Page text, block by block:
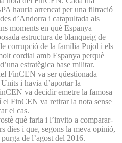
hauria arrencat per una filtració
d’Andorra i catapultada als
moments en què Espanya
estructura de blanqueig de
corrupció de la família Pujol i els
cordial amb Espanya perquè
estratègica base militar.
FinCEN va ser qüestionada
i havia d’aportar la
va decidir emetre la famosa
el FinCEN va retirar la nota sense
el cas.
què faria i l’invito a comparar-
dies i que, segons la meva opinió,
de l’agost del 2016.